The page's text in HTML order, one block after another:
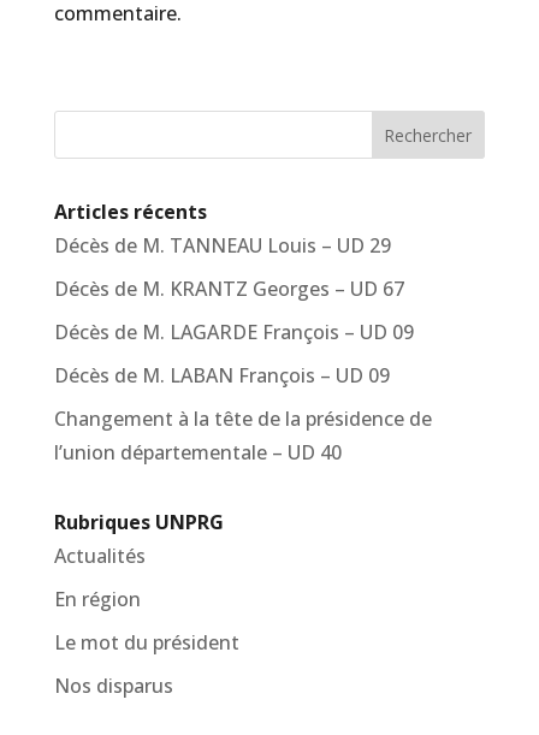
commentaire.
Rechercher
Articles récents
Décès de M. TANNEAU Louis – UD 29
Décès de M. KRANTZ Georges – UD 67
Décès de M. LAGARDE François – UD 09
Décès de M. LABAN François – UD 09
Changement à la tête de la présidence de
l’union départementale – UD 40
Rubriques UNPRG
Actualités
En région
Le mot du président
Nos disparus